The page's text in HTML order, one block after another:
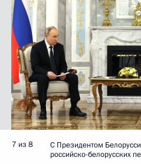
7 из 8
С Президентом
российско-белорусских